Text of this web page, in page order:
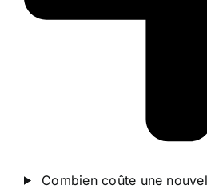
Combien coûte une